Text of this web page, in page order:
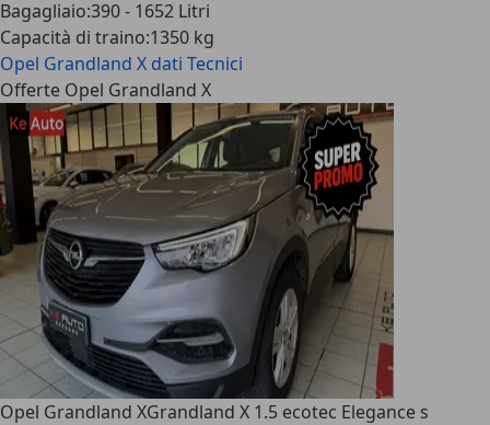
Bagagliaio:390 - 1652 Litri
Capacità di traino:1350 kg
Opel Grandland X dati Tecnici
Offerte Opel Grandland X
Opel Grandland XGrandland X 1.5 ecotec Elegance s